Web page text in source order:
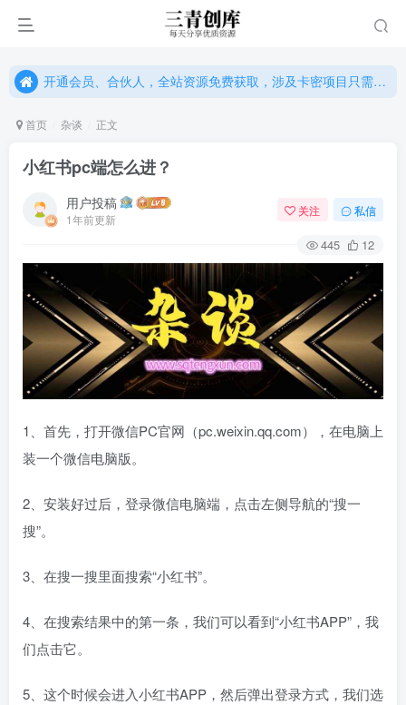
开通会员、合伙人，全站资源免费获取，涉及卡密项目只需单独购卡密（位置：网站右下悬浮按钮）
开通会员、合伙人，全站资源免费获取，涉及卡密项目只需单独购卡密（位置：网站右下悬浮按钮）
首页 杂谈 正文
小红书pc端怎么进？
用户投稿
1年前更新
关注 私信
445 12
1、首先，打开微信PC官网（pc.weixin.qq.com），在电脑上
装一个微信电脑版。
2、安装好过后，登录微信电脑端，点击左侧导航的“搜一
搜”。
3、在搜一搜里面搜索“小红书”。
4、在搜索结果中的第一条，我们可以看到“小红书APP”，我
们点击它。
5、这个时候会进入小红书APP，然后弹出登录方式，我们选